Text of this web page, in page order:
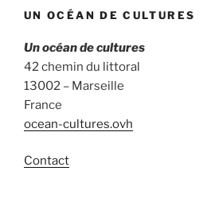
UN OCÉAN DE CULTURES
Un océan de cultures
42 chemin du littoral
13002 – Marseille
France
ocean-cultures.ovh
Contact